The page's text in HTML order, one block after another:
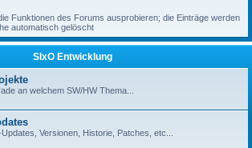
Funktionen des Forums ausprobieren; die Einträge werden
automatisch gelöscht
SIxO Entwicklung
an welchem SW/HW Thema...
Versionen, Historie, Patches, etc...